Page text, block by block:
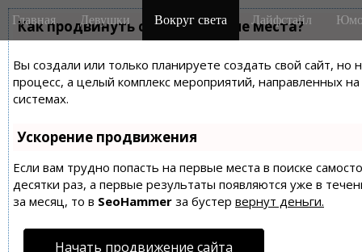
Как продвинуть сайт на первые места?
Вы создали или только планируете создать свой сайт,
процесс, а целый комплекс мероприятий, направленных
системах.
Ускорение продвижения
Если вам трудно попасть на первые места в поиске
десятки раз, а первые результаты появляются уже в
за месяц, то в SeoHammer за бустер вернут деньги.
Начать продвижение сайта
M
a
n
m
e
n
u
i
Главная Девушки Вокруг света Лайфстайл